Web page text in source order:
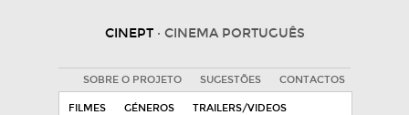
CINEPT · CINEMA PORTUGUÊS
SOBRE O PROJETO SUGESTÕES CONTACTOS
FILMES GÉNEROS TRAILERS/VIDEOS